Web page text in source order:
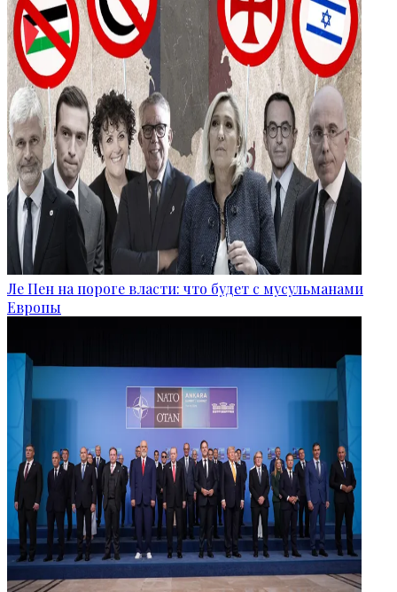
Ле Пен на пороге власти: что будет с мусульманами
Европы